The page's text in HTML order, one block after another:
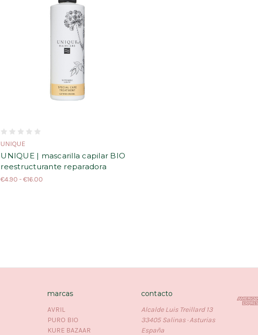
UNIQUE
UNIQUE | mascarilla capilar BIO
reestructurante reparadora
€4.90 - €16.00
marcas
AVRIL
PURO BIO
KURE BAZAAR
contacto
Alcalde Luis Treillard 13
33405 Salinas · Asturias
España